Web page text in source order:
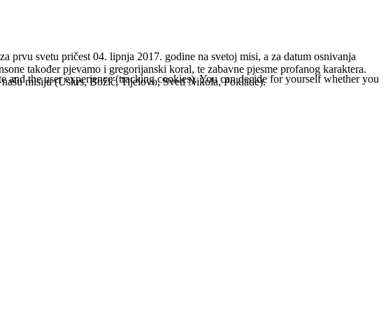
prvu svetu pričest 04. lipnja 2017. godine na svetoj misi, a za datum osnivanja
također pjevamo i gregorijanski koral, te zabavne pjesme profanog karaktera.
našu misiju (Uskrs, Božić, Tijelovo, Sveti Nikola, Poklade).
the user experience (tracking cookies). You can decide for yourself whether you